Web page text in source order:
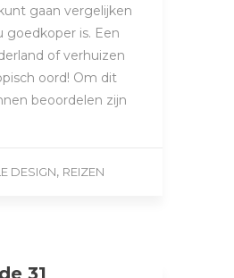
gaan vergelijken
goedkoper is. Een
of verhuizen
oord! Om dit
beoordelen zijn
DESIGN, REIZEN
31